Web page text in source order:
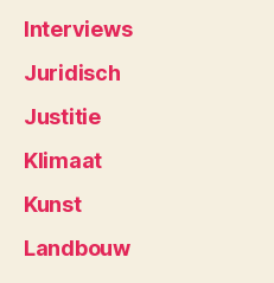
Interviews
Juridisch
Justitie
Klimaat
Kunst
Landbouw